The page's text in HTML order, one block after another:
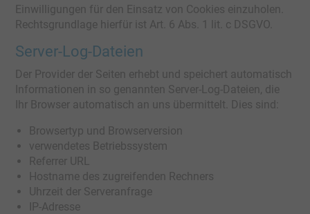
Einwilligungen für den Einsatz von Cookies einzuholen.
Rechtsgrundlage hierfür ist Art. 6 Abs. 1 lit. c DSGVO.
Server-Log-Dateien
Der Provider der Seiten erhebt und speichert automatisch
Informationen in so genannten Server-Log-Dateien, die
Ihr Browser automatisch an uns übermittelt. Dies sind:
Browsertyp und Browserversion
verwendetes Betriebssystem
Referrer URL
Hostname des zugreifenden Rechners
Uhrzeit der Serveranfrage
IP-Adresse